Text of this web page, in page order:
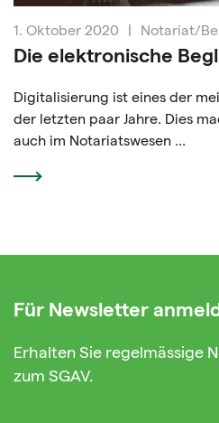
1. Oktober 2020 Notariat/
Die elektronische
Digitalisierung ist eines der
der letzten paar Jahre. Dies
auch im Notariatswesen ...
Für Newsletter
Erhalten Sie regelmässige
zum SGAV.